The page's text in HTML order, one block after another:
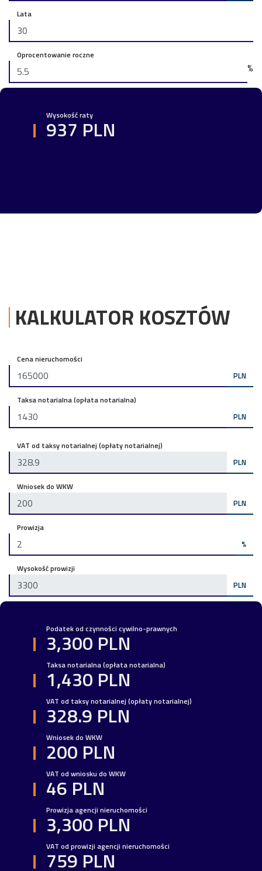
Lata
Oprocentowanie roczne
%
Wysokość raty
937 PLN
KALKULATOR KOSZTÓW
Cena nieruchomości
PLN
Taksa notarialna (opłata notarialna)
PLN
VAT od taksy notarialnej (opłaty notarialnej)
PLN
Wniosek do WKW
PLN
Prowizja
%
Wysokość prowizji
PLN
Podatek od czynności cywilno-prawnych
3,300 PLN
Taksa notarialna (opłata notarialna)
1,430 PLN
VAT od taksy notarialnej (opłaty notarialnej)
328.9 PLN
Wniosek do WKW
200 PLN
VAT od wniosku do WKW
46 PLN
Prowizja agencji nieruchomości
3,300 PLN
VAT od prowizji agencji nieruchomości
759 PLN